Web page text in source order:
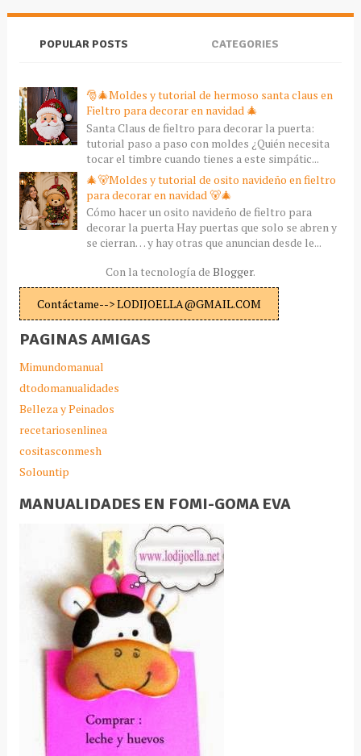
POPULAR POSTS CATEGORIES
🎅🎄Moldes y tutorial de hermoso santa claus en
Fieltro para decorar en navidad 🎄
Santa Claus de fieltro para decorar la puerta:
tutorial paso a paso con moldes ¿Quién necesita
tocar el timbre cuando tienes a este simpátic...
🎄🐻Moldes y tutorial de osito navideño en fieltro
para decorar en navidad 🐻🎄
Cómo hacer un osito navideño de fieltro para
decorar la puerta Hay puertas que solo se abren y
se cierran… y hay otras que anuncian desde le...
Con la tecnología de Blogger.
Contáctame--> LODIJOELLA@GMAIL.COM
PAGINAS AMIGAS
Mimundomanual
dtodomanualidades
Belleza y Peinados
recetariosenlinea
cositasconmesh
Solountip
MANUALIDADES EN FOMI-GOMA EVA